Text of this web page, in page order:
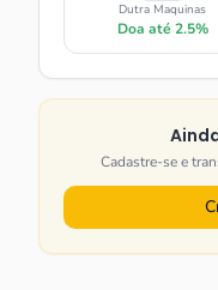
Dutra Maquinas
Doa até 2.5%
Cadastre-se e